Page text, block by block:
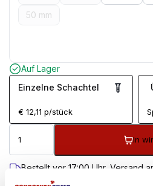
50 mm
Auf Lager
Einzelne Schachtel
€ 12,11 p/stück
In
Bestellt vor 17:00 Uhr, Versand
Kostenloser Versand ab 99 €